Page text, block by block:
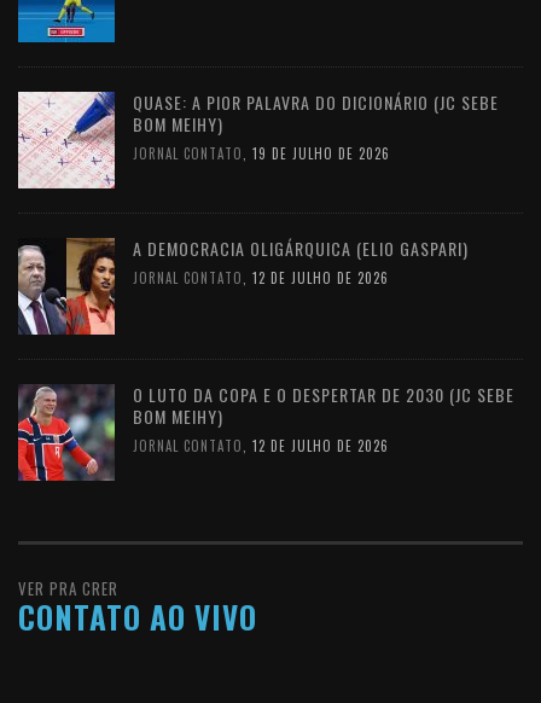
QUASE: A PIOR PALAVRA DO DICIONÁRIO (JC SEBE
BOM MEIHY)
JORNAL CONTATO 19 DE JULHO DE 2026
A DEMOCRACIA OLIGÁRQUICA (ELIO GASPARI)
JORNAL CONTATO 12 DE JULHO DE 2026
O LUTO DA COPA E O DESPERTAR DE 2030 (JC SEBE
BOM MEIHY)
JORNAL CONTATO 12 DE JULHO DE 2026
VER PRA CRER
CONTATO AO VIVO